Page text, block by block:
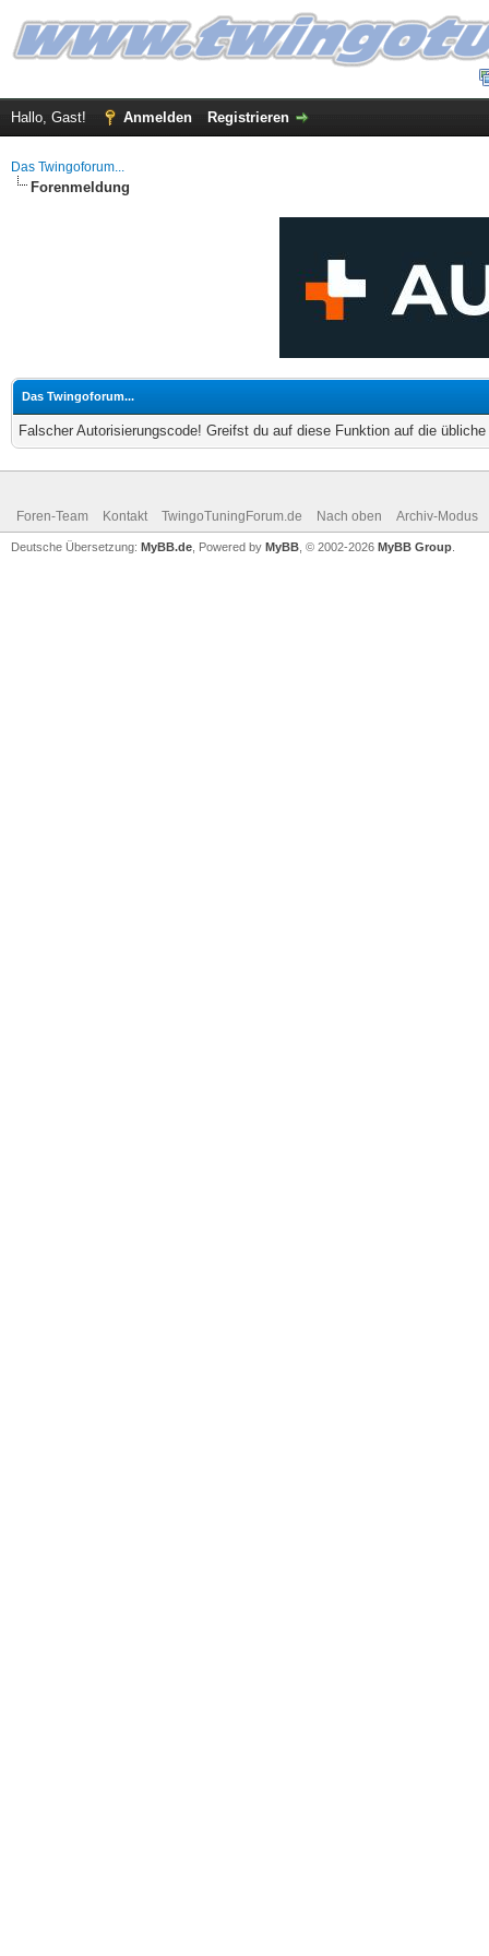
Hallo, Gast! Anmelden Registrieren
Das Twingoforum...
Forenmeldung
Das Twingoforum...
Falscher Autorisierungscode! Greifst du auf diese Funktion auf die
Foren-Team Kontakt TwingoTuningForum.de Nach oben Archiv-Modus
Deutsche Übersetzung: MyBB.de , Powered by MyBB , © 2002-2026 MyBB Group